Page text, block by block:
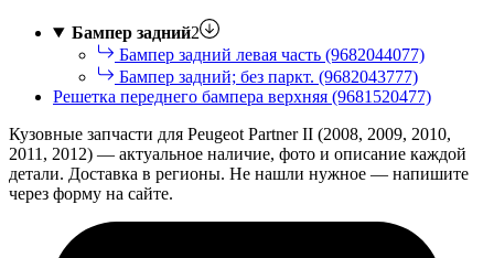
Бампер задний2
Бампер задний левая часть (9682044077)
Бампер задний; без паркт. (9682043777)
Решетка переднего бампера верхняя (9681520477)
Кузовные запчасти для Peugeot Partner II (2008, 2009, 2010,
2011, 2012) — актуальное наличие, фото и описание каждой
детали. Доставка в регионы. Не нашли нужное — напишите
через форму на сайте.